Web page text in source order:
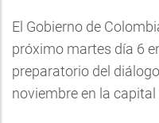
El Gobierno de
próximo martes día 6
preparatorio del
noviembre en la